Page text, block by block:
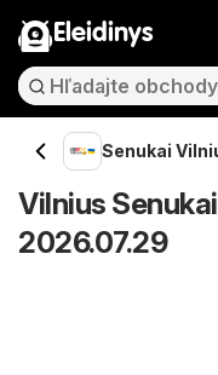
Eleidinys
Senukai
Vilnius
2026.07.29